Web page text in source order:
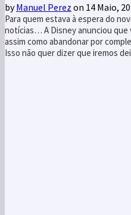
byManuel Perez on 14 Maio,
Para quem estava à espera do
notícias… A Disney anunciou que
assim como abandonar por
Isso não quer dizer que iremos